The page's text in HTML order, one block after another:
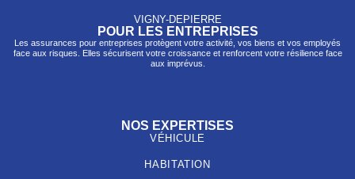
VIGNY-DEPIERRE
POUR LES ENTREPRISES
Les assurances pour entreprises protègent votre activité, vos biens et vos employés
face aux risques. Elles sécurisent votre croissance et renforcent votre résilience face
aux imprévus.
NOS EXPERTISES
VÉHICULE
HABITATION